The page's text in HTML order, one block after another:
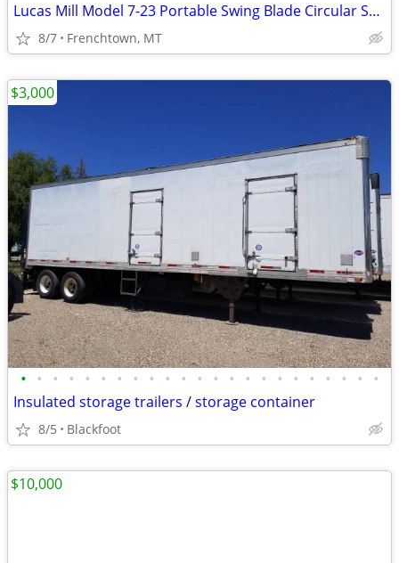
Lucas Mill Model 7-23 Portable Swing Blade Circular Sawmill
8/7 Frenchtown, MT
• • • • • • • • • • • • • • • • • • • • • • •
Insulated storage trailers / storage container
8/5 Blackfoot
$3,000
$10,000